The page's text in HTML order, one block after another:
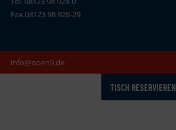
Fax 08123 98 928-29
info@open9.de
TISCH RESERVIEREN